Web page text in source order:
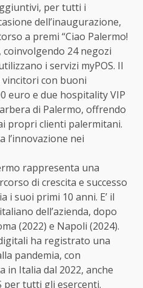
per tutti i
dell’inaugurazione,
a premi “Ciao Palermo!
coinvolgendo 24 negozi
i servizi myPOS. Il
con buoni
euro e due hospitality VIP
di Palermo, offrendo
propri clienti palermitani.
l’innovazione nei
rappresenta una
di crescita e successo
i suoi primi 10 anni. E’ il
dell’azienda, dopo
(2022) e Napoli (2024).
ha registrato una
pandemia, con
in Italia dal 2022, anche
per tutti gli esercenti.